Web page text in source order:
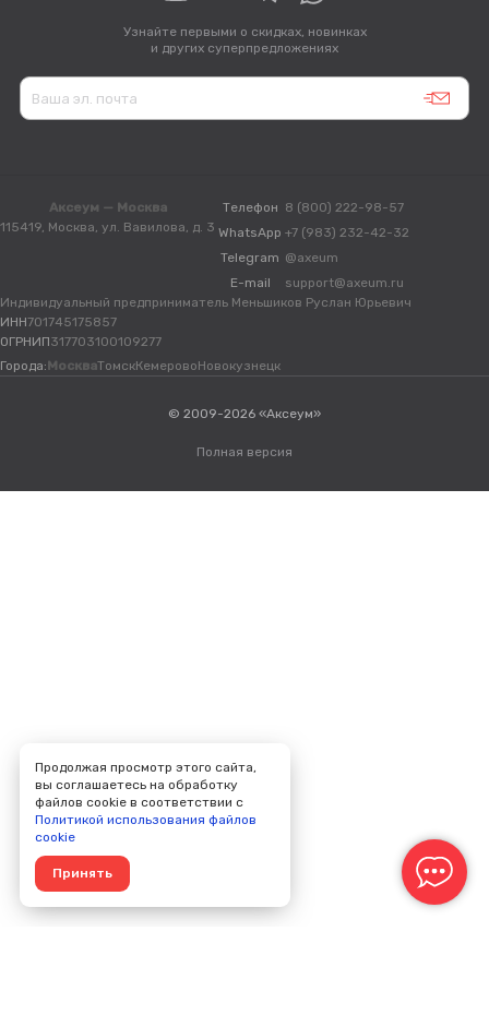
Узнайте первыми о скидках, новинках
и других суперпредложениях
Аксеум — Москва
115419, Москва, ул. Вавилова, д. 3
Телефон 8 (800) 222-98-57
WhatsApp +7 (983) 232-42-32
Telegram @axeum
E-mail
support@axeum.ru
Индивидуальный предприниматель Меньшиков Руслан Юрьевич
ИНН701745175857
ОГРНИП317703100109277
Города: МоскваТомскКемеровоНовокузнецк
© 2009-2026 «Аксеум»
Полная версия
Продолжая просмотр этого сайта,
вы соглашаетесь на обработку
файлов cookie в соответствии с
Политикой использования файлов
cookie
Принять